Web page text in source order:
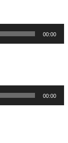
00:00
00:00